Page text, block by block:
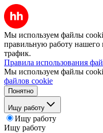
Мы используем файлы
правильную работу нашего
трафик.
Правила использования
Мы используем файлы
файлов cookie
Понятно
Ищу работу
Ищу работу
Ищу работу